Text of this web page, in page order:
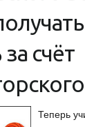
счёт
Теперь